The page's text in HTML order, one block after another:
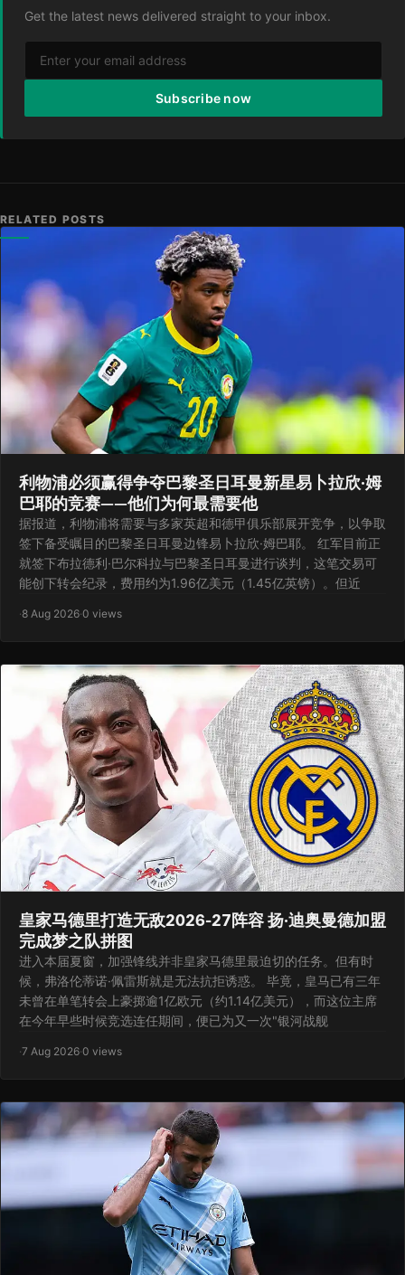
Get the latest news delivered straight to your inbox.
Subscribe now
RELATED POSTS
利物浦必须赢得争夺巴黎圣日耳曼新星易卜拉欣·姆
巴耶的竞赛——他们为何最需要他
据报道，利物浦将需要与多家英超和德甲俱乐部展开竞争，以争取
签下备受瞩目的巴黎圣日耳曼边锋易卜拉欣·姆巴耶。 红军目前正
就签下布拉德利·巴尔科拉与巴黎圣日耳曼进行谈判，这笔交易可
能创下转会纪录，费用约为1.96亿美元（1.45亿英镑）。但近
·8 Aug 2026·0 views
皇家马德里打造无敌2026-27阵容 扬·迪奥曼德加盟
完成梦之队拼图
进入本届夏窗，加强锋线并非皇家马德里最迫切的任务。但有时
候，弗洛伦蒂诺·佩雷斯就是无法抗拒诱惑。 毕竟，皇马已有三年
未曾在单笔转会上豪掷逾1亿欧元（约1.14亿美元），而这位主席
在今年早些时候竞选连任期间，便已为又一次"银河战舰
·7 Aug 2026·0 views